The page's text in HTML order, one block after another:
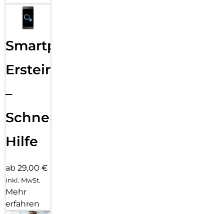
Smartphone
Ersteinrichtung
–
Schnelle
Hilfe
ab 29,00 €
inkl. MwSt.
Mehr
erfahren